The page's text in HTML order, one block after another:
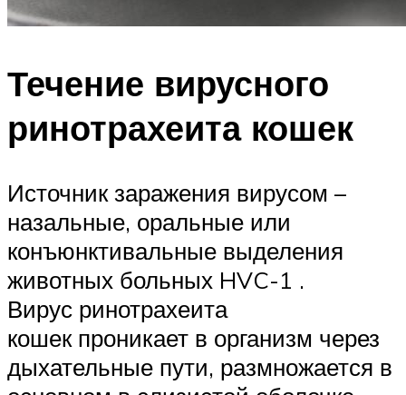
Течение вирусного
ринотрахеита кошек
Источник заражения вирусом –
назальные, оральные или
конъюнктивальные выделения
животных больных HVC-1 .
Вирус ринотрахеита
кошек проникает в организм через
дыхательные пути, размножается в